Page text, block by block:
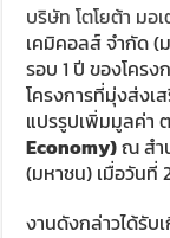
บริษัท โตโยต้า มอ
เคมิคอลส์ จำกัด (
รอบ 1 ปี ของโครง
โครงการที่มุ่งส่งเ
แปรรูปเพิ่มมูลค่า
Economy)ณ สำ
(มหาชน) เมื่อวันที่
งานดังกล่าวได้รับ